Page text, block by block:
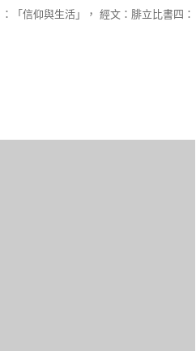
「信仰與生活」， 經文：腓立比書四：